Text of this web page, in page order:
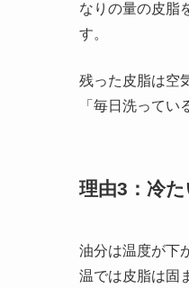
なりの量の皮脂
す。
残った皮脂は空
「毎日洗って
理由3：冷
油分は温度が下
温では皮脂は固